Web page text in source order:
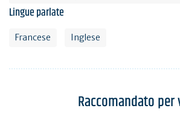
Lingue parlate
Francese Inglese
Raccomandato per